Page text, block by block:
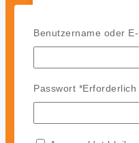
Benutzername oder
Passwort *Erforderlich